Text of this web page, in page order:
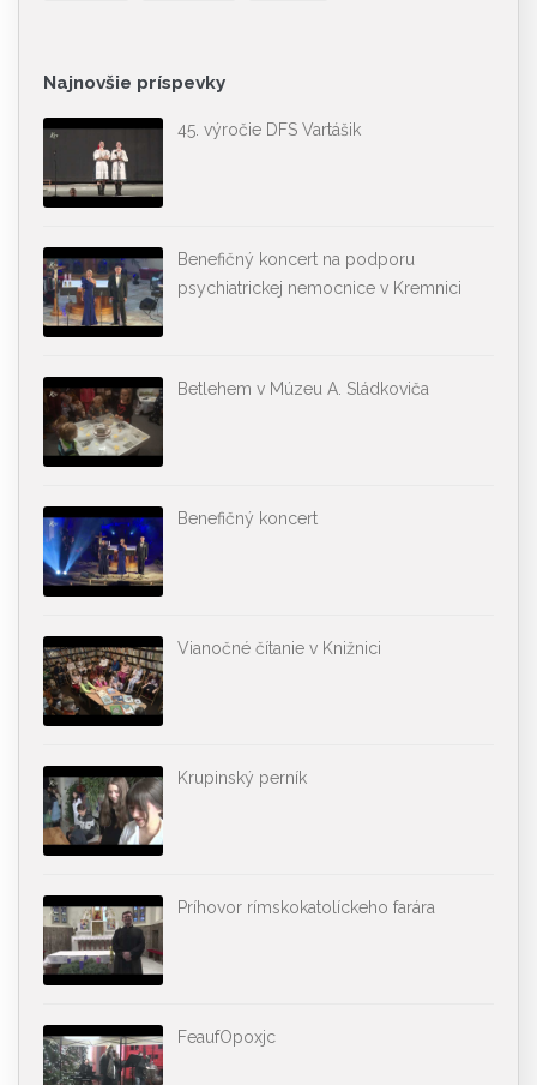
Najnovšie príspevky
45. výročie DFS Vartášik
Benefičný koncert na podporu
psychiatrickej nemocnice v Kremnici
Betlehem v Múzeu A. Sládkoviča
Benefičný koncert
Vianočné čítanie v Knižnici
Krupinský perník
Príhovor rímskokatolíckeho farára
FeaufOpoxjc